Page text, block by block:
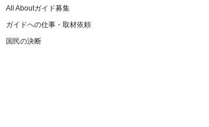
All Aboutガイド募集
ガイドへの仕事・取材依頼
国民の決断